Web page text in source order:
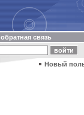
обратная связь
Новый